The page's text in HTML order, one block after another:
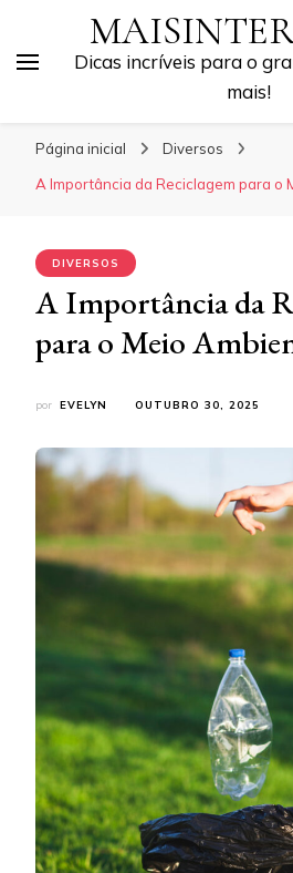
Dicas incríveis para o
mais!
Página inicial
Diversos
A Importância da Reciclagem para o
DIVERSOS
A Importância da
para o Meio
por EVELYN OUTUBRO 30, 2025